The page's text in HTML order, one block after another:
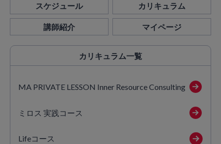
スケジュール カリキュラム
講師紹介 マイページ
カリキュラム一覧
MA PRIVATE LESSON Inner Resource Consulting
ミロス 実践コース
Lifeコース